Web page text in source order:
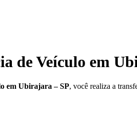
de Veículo em
em Ubirajara – SP, você realiza a